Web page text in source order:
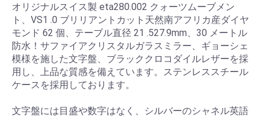
オリジナルスイス製 eta280.002 クォーツムーブメン
ト、VS1 .0 ブリリアントカット天然南アフリカ産ダイヤ
モンド 62 個、テーブル直径 21 .527.9mm、30 メートル
防水！サファイアクリスタルガラスミラー、ギョーシェ
模様を施した文字盤、ブラッククロコダイルレザーを採
用し、上品な質感を備えています。ステンレススチール
ケースを採用しております。
文字盤には目盛や数字はなく、シルバーのシャネル英語